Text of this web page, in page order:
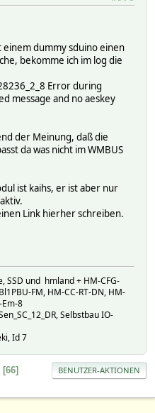
dummy sduino einen
bekomme ich im log die
Error during
message and no aeskey
der Meinung, daß die
da was nicht im WMBUS
ist kaihs, er ist aber nur
Link hierher schreiben.
SSD und hmland + HM-CFG-
FM, HM-CC-RT-DN, HM-
Em-8
Selbstbau IO-
Id 7
66 BENUTZER-AKTIONEN